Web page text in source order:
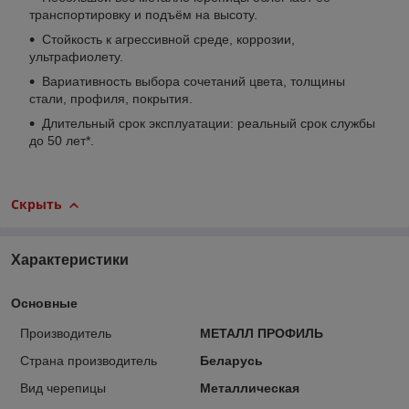
транспортировку и подъём на высоту.
Стойкость к агрессивной среде, коррозии,
ультрафиолету.
Вариативность выбора сочетаний цвета, толщины
стали, профиля, покрытия.
Длительный срок эксплуатации: реальный срок службы
до 50 лет*.
Скрыть
Характеристики
Основные
Производитель
МЕТАЛЛ ПРОФИЛЬ
Страна производитель
Беларусь
Вид черепицы
Металлическая